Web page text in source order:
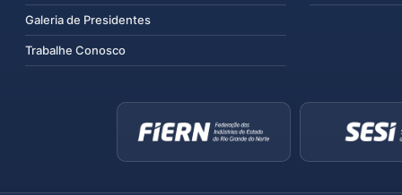
Galeria de Presidentes
Trabalhe Conosco